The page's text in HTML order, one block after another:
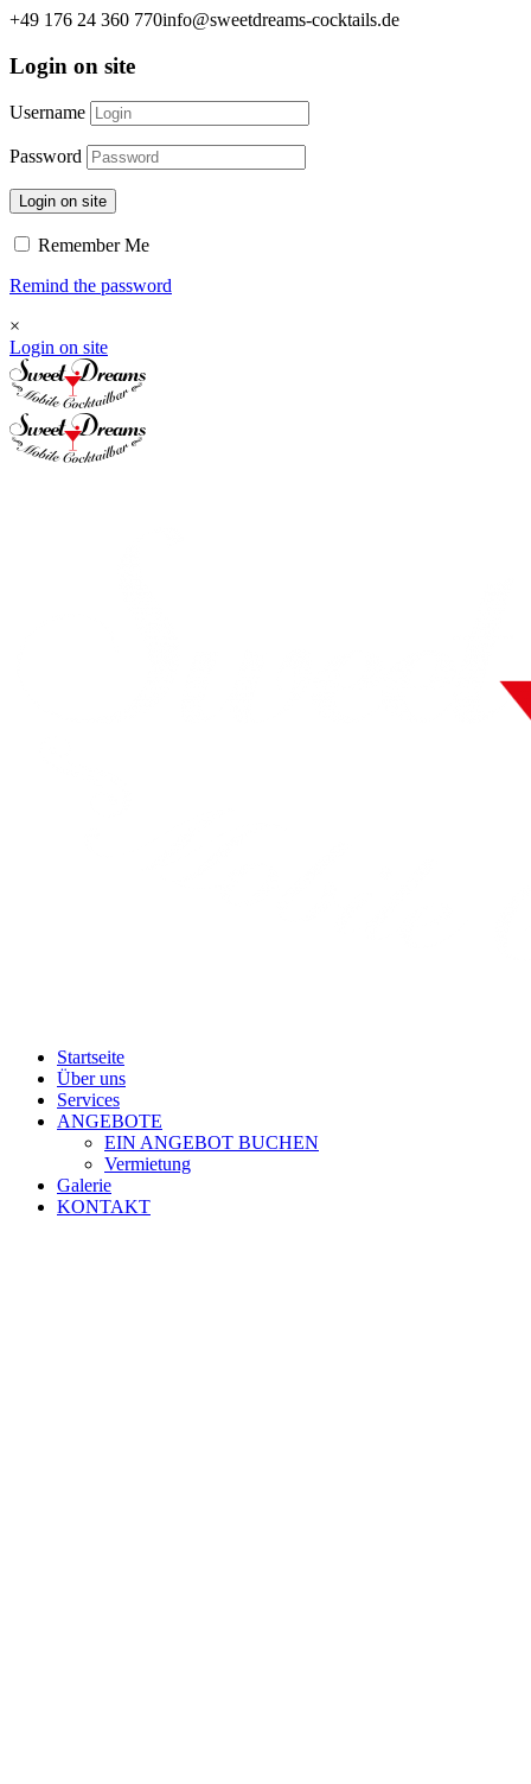
+49 176 24 360 770info@sweetdreams-cocktails.de
Login on site
Username
Password
Login on site
Remember Me
Remind the password
×
Login on site
Startseite
Über uns
Services
ANGEBOTE
EIN ANGEBOT BUCHEN
Vermietung
Galerie
KONTAKT